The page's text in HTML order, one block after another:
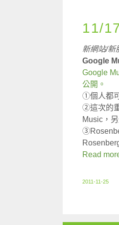
11/
新網站/新
Google
Google
公開。
①個人都
②這次的
Music，
Read
2011-11-25